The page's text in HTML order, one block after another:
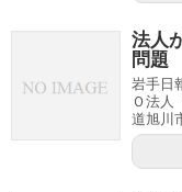
法人
問題
岩手日
Ｏ法人
道旭川